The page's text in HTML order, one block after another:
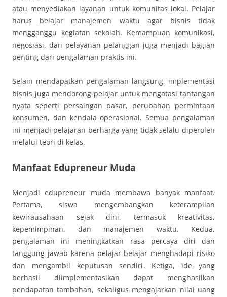
atau menyediakan layanan untuk komunitas lokal. Pelajar
harus belajar manajemen waktu agar bisnis tidak
mengganggu kegiatan sekolah. Kemampuan komunikasi,
negosiasi, dan pelayanan pelanggan juga menjadi bagian
penting dari pengalaman praktis ini.
Selain mendapatkan pengalaman langsung, implementasi
bisnis juga mendorong pelajar untuk mengatasi tantangan
nyata seperti persaingan pasar, perubahan permintaan
konsumen, dan kendala operasional. Semua pengalaman
ini menjadi pelajaran berharga yang tidak selalu diperoleh
melalui teori di kelas.
Manfaat Edupreneur Muda
Menjadi edupreneur muda membawa banyak manfaat.
Pertama, siswa mengembangkan keterampilan
kewirausahaan sejak dini, termasuk kreativitas,
kepemimpinan, dan manajemen waktu. Kedua,
pengalaman ini meningkatkan rasa percaya diri dan
tanggung jawab karena pelajar belajar menghadapi risiko
dan mengambil keputusan sendiri. Ketiga, ide yang
berhasil diimplementasikan dapat menghasilkan
pendapatan tambahan, sekaligus mengajarkan nilai uang